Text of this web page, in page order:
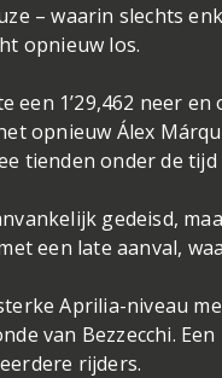
– waarin slechts
opnieuw los.
een 1’29,462 neer
opnieuw Álex
tienden onder de tijd
gedeisd,
een late aanval,
Aprilia-niveau
van Bezzecchi.
rijders.